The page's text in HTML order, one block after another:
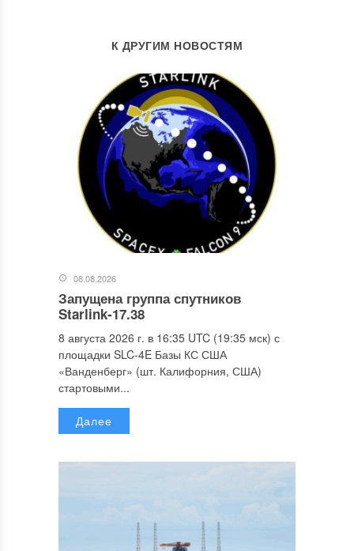
К ДРУГИМ НОВОСТЯМ
08.08.2026
Запущена группа спутников
Starlink-17.38
8 августа 2026 г. в 16:35 UTC (19:35 мск) с
площадки SLC-4E Базы КС США
«Ванденберг» (шт. Калифорния, США)
стартовыми...
Далее